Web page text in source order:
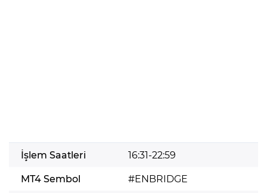
İşlem Saatleri
16:31-22:59
MT4 Sembol
#ENBRIDGE